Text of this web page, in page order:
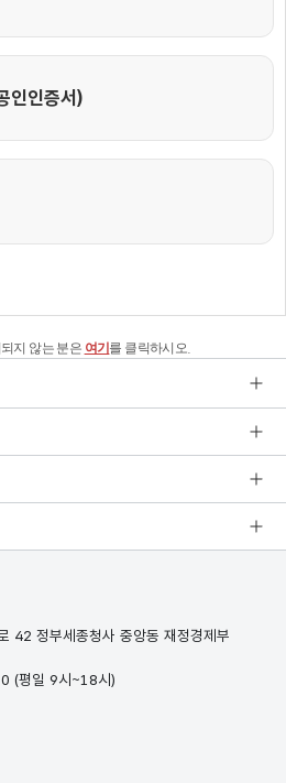
지 않는 분은 여기 를 클릭하시오.
42 정부세종청사 중앙동 재정경제부
(평일 9시~18시)